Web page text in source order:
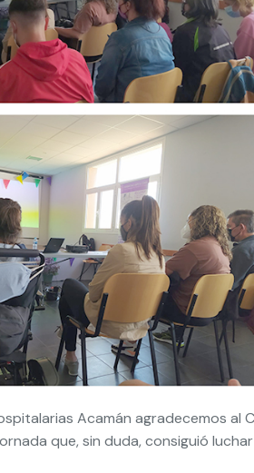
Acamán agradecemos
que, sin duda, consiguió